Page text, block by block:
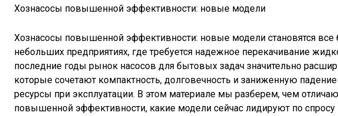
Хознасосы повышенной эффективности: новые модели
Хознасосы повышенной эффективности: новые модели становятся
небольших предприятиях, где требуется надежное перекачивание
последние годы рынок насосов для бытовых задач значительно
которые сочетают компактность, долговечность и заниженную
ресурсы при эксплуатации. В этом материале мы разберем, чем
повышенной эффективности, какие модели сейчас лидируют по спросу